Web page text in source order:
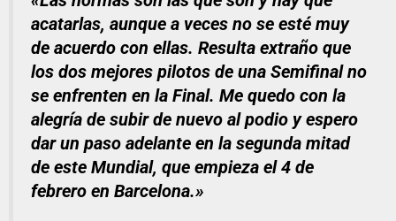
acatarlas, aunque a veces no se esté muy
de acuerdo con ellas. Resulta extraño que
los dos mejores pilotos de una Semifinal no
se enfrenten en la Final. Me quedo con la
alegría de subir de nuevo al podio y espero
dar un paso adelante en la segunda mitad
de este Mundial, que empieza el 4 de
febrero en Barcelona.»